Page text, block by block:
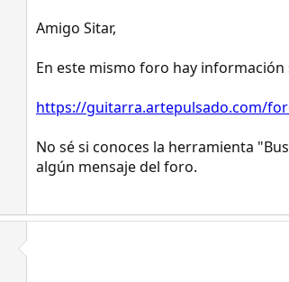
Amigo Sitar,
En este mismo foro hay
https://guitarra.artepulsado.com/
No sé si conoces la herramienta
algún mensaje del foro.